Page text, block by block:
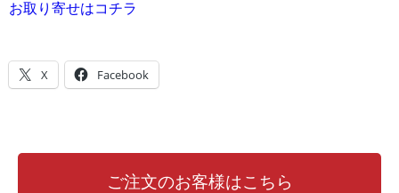
お取り寄せはコチラ
X Facebook
ご注文のお客様はこちら